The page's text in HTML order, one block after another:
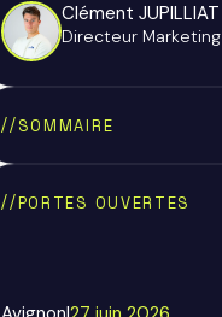
Clément JUPILLIAT
Directeur Marketing
//SOMMAIRE
Text Link
//PORTES OUVERTES